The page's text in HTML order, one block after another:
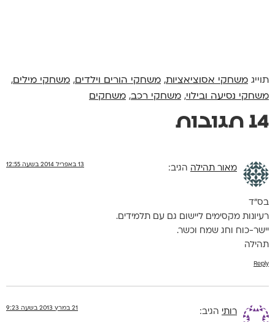
תוייג משחקי אסוציאציות, משחקי הורים וילדים, משחקי מילים,
משחקי נסיעה ובילוי, משחקי רכב, משחקים
14 תגובות
מאור תהילה הגיב: 13 באפריל 2014 בשעה 12:55
בס"ד
רעיונות מקסימים ליישום גם עם תלמידים.
יישר-כוח וחג שמח וכשר.
תהילה
Reply
רותי הגיב: 21 במרץ 2013 בשעה 9:23